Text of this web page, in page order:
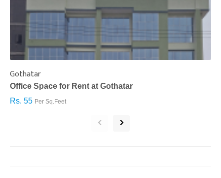
Gothatar
Office Space for Rent at Gothatar
Rs. 55 Per Sq.Feet
‹ ›